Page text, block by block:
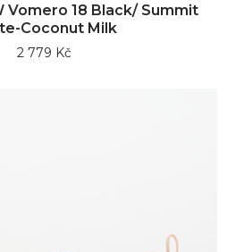
Vomero 18 Black/ Summit
Coconut Milk
2 779 Kč